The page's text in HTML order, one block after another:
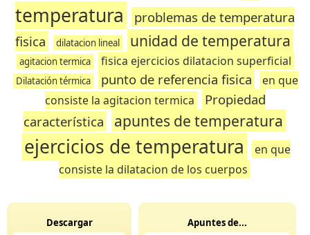
temperatura
problemas de temperatura
fisica
dilatacion lineal unidad de temperatura
agitacion termica fisica ejercicios dilatacion superficial
Dilatación térmica punto de referencia fisica
en que
consiste la agitacion termica
Propiedad
característica
apuntes de temperatura
ejercicios de temperatura
en que
consiste la dilatacion de los cuerpos
Descargar Apuntes de...